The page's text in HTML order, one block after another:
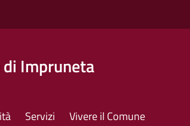
di Impruneta
Servizi Vivere il Comune